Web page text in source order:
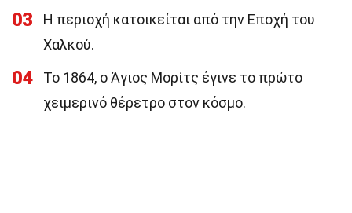
03
Η περιοχή κατοικείται από την Εποχή του
Χαλκού.
04
Το 1864, ο Άγιος Μορίτς έγινε το πρώτο
χειμερινό θέρετρο στον κόσμο.